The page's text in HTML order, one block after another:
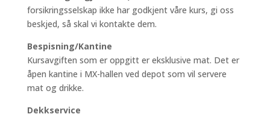
forsikringsselskap ikke har godkjent våre kurs, gi oss
beskjed, så skal vi kontakte dem.
Bespisning/Kantine
Kursavgiften som er oppgitt er eksklusive mat. Det er
åpen kantine i MX-hallen ved depot som vil servere
mat og drikke.
Dekkservice